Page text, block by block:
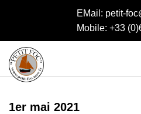
EMail: petit-
Mobile: +33
1er mai 2021